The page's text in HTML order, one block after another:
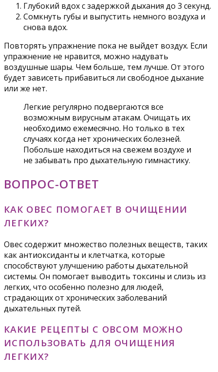
Глубокий вдох с задержкой дыхания до 3 секунд.
Сомкнуть губы и выпустить немного воздуха и
снова вдох.
Повторять упражнение пока не выйдет воздух. Если
упражнение не нравится, можно надувать
воздушные шары. Чем больше, тем лучше. От этого
будет зависеть прибавиться ли свободное дыхание
или же нет.
Легкие регулярно подвергаются все
возможным вирусным атакам. Очищать их
необходимо ежемесячно. Но только в тех
случаях когда нет хронических болезней.
Побольше находиться на свежем воздухе и
не забывать про дыхательную гимнастику.
ВОПРОС-ОТВЕТ
КАК ОВЕС ПОМОГАЕТ В ОЧИЩЕНИИ
ЛЕГКИХ?
Овес содержит множество полезных веществ, таких
как антиоксиданты и клетчатка, которые
способствуют улучшению работы дыхательной
системы. Он помогает выводить токсины и слизь из
легких, что особенно полезно для людей,
страдающих от хронических заболеваний
дыхательных путей.
КАКИЕ РЕЦЕПТЫ С ОВСОМ МОЖНО
ИСПОЛЬЗОВАТЬ ДЛЯ ОЧИЩЕНИЯ
ЛЕГКИХ?